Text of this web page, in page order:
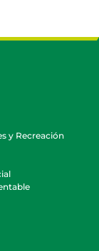
y Recreación